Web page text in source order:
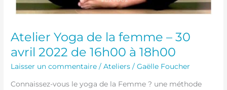
Atelier Yoga de la femme – 30
avril 2022 de 16h00 à 18h00
Laisser un commentaire /Ateliers /Gaëlle Foucher
Connaissez-vous le yoga de la Femme ? une méthode